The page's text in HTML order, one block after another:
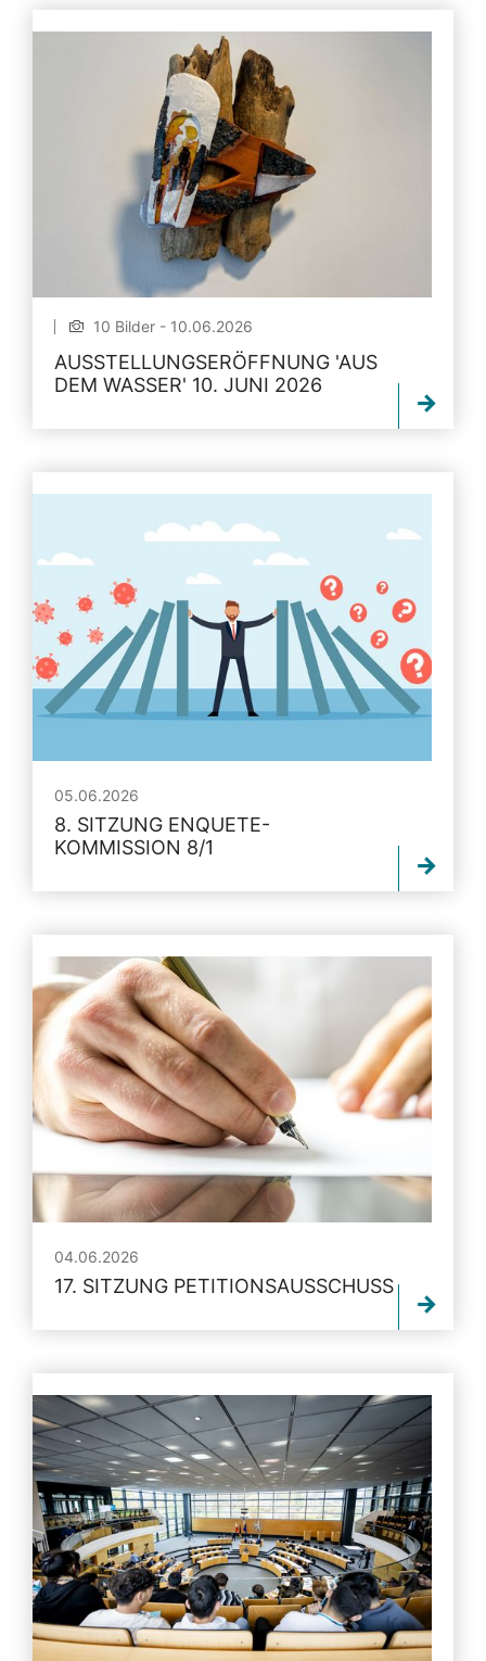
10 Bilder - 10.06.2026
AUSSTELLUNGSERÖFFNUNG 'AUS
DEM WASSER' 10. JUNI 2026
05.06.2026
8. SITZUNG ENQUETE-
KOMMISSION 8/1
04.06.2026
17. SITZUNG PETITIONSAUSSCHUSS